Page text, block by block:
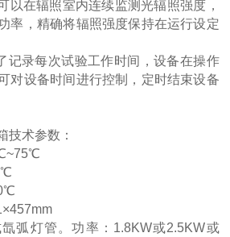
以在辐照室内连续监测光辐照强度，
率，精确将辐照强度保持在运行设定
记录每次试验工作时间，设备在操作
对设备时间进行控制，定时结束设备
技术参数：
弧灯管。功率：1.8KW或2.5KW或